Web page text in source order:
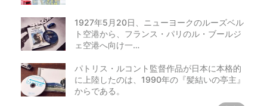
1927年5月20日、ニューヨークのルーズベル
ト空港から、フランス・パリのル・ブールジ
ェ空港へ向け一…
パトリス・ルコント監督作品が日本に本格的
に上陸したのは、1990年の『髪結いの亭主』
からである。